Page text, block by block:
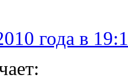
года в